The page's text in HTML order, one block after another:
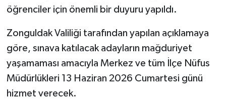
öğrenciler için önemli bir duyuru yapıldı.
Zonguldak Valiliği tarafından yapılan açıklamaya
göre, sınava katılacak adayların mağduriyet
yaşamaması amacıyla Merkez ve tüm İlçe Nüfus
Müdürlükleri 13 Haziran 2026 Cumartesi günü
hizmet verecek.